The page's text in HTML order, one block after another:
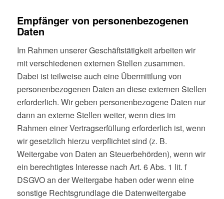
Empfänger von personenbezogenen
Daten
Im Rahmen unserer Geschäftstätigkeit arbeiten wir
mit verschiedenen externen Stellen zusammen.
Dabei ist teilweise auch eine Übermittlung von
personenbezogenen Daten an diese externen Stellen
erforderlich. Wir geben personenbezogene Daten nur
dann an externe Stellen weiter, wenn dies im
Rahmen einer Vertragserfüllung erforderlich ist, wenn
wir gesetzlich hierzu verpflichtet sind (z. B.
Weitergabe von Daten an Steuerbehörden), wenn wir
ein berechtigtes Interesse nach Art. 6 Abs. 1 lit. f
DSGVO an der Weitergabe haben oder wenn eine
sonstige Rechtsgrundlage die Datenweitergabe